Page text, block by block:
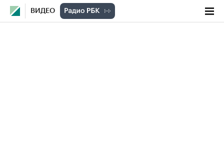
ВИДЕО